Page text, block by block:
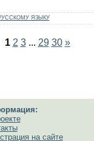
ЯЗЫКУ
1 2 3 ... 29 30 »
на сайте